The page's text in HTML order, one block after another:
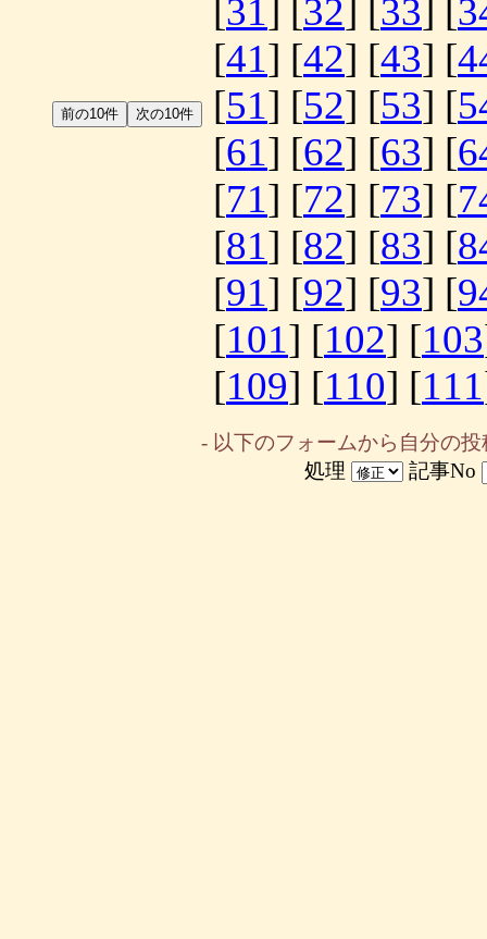
[31] [32] [33] [
[41] [42] [43] [
[51] [52] [53] [
[61] [62] [63] [
[71] [72] [73] [
[81] [82] [83] [
[91] [92] [93] [
[101] [102] [103
[109] [110] [111
- 以下のフォームから自分の
処理
記事No